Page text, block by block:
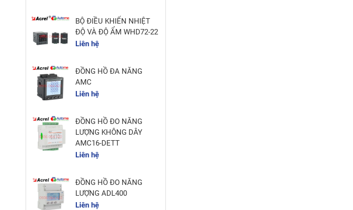
BỘ ĐIỀU KHIỂN NHIỆT
ĐỘ VÀ ĐỘ ẨM WHD72-22
Liên hệ
ĐỒNG HỒ ĐA NĂNG
AMC
Liên hệ
ĐỒNG HỒ ĐO NĂNG
LƯỢNG KHÔNG DÂY
AMC16-DETT
Liên hệ
ĐỒNG HỒ ĐO NĂNG
LƯỢNG ADL400
Liên hệ